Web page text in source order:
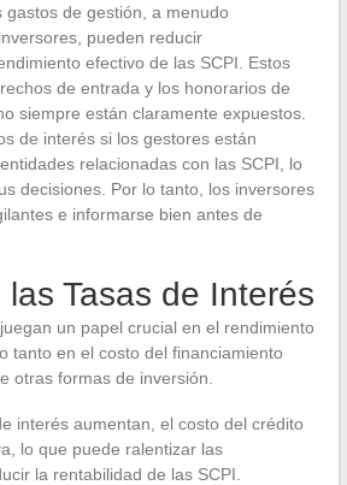
gastos de gestión, a menudo
pueden reducir
efectivo de las SCPI. Estos
de entrada y los honorarios de
siempre están claramente expuestos.
de interés si los gestores están
relacionadas con las SCPI, lo
decisiones. Por lo tanto, los inversores
e informarse bien antes de
Tasas de Interés
juegan un papel crucial en el rendimiento
tanto en el costo del financiamiento
otras formas de inversión.
interés aumentan, el costo del crédito
lo que puede ralentizar las
la rentabilidad de las SCPI.